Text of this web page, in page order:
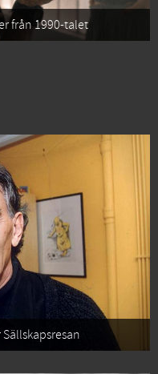
från 1990-talet